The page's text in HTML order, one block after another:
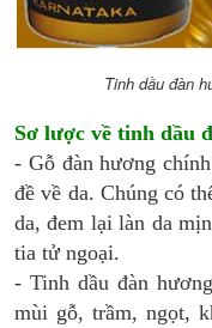
Tinh dầu đàn
Sơ lược về tinh dầu
- Gỗ đàn hương
đề về da. Chúng có
da, đem lại làn da
tia tử ngoại.
- Tinh dầu đàn
mùi gỗ, trầm, ngọt,